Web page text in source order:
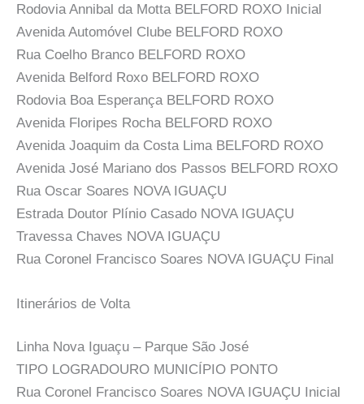
Rodovia Annibal da Motta BELFORD ROXO Inicial
Avenida Automóvel Clube BELFORD ROXO
Rua Coelho Branco BELFORD ROXO
Avenida Belford Roxo BELFORD ROXO
Rodovia Boa Esperança BELFORD ROXO
Avenida Floripes Rocha BELFORD ROXO
Avenida Joaquim da Costa Lima BELFORD ROXO
Avenida José Mariano dos Passos BELFORD ROXO
Rua Oscar Soares NOVA IGUAÇU
Estrada Doutor Plínio Casado NOVA IGUAÇU
Travessa Chaves NOVA IGUAÇU
Rua Coronel Francisco Soares NOVA IGUAÇU Final
Itinerários de Volta
Linha Nova Iguaçu – Parque São José
TIPO LOGRADOURO MUNICÍPIO PONTO
Rua Coronel Francisco Soares NOVA IGUAÇU Inicial